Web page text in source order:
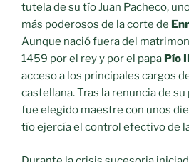
tutela de su tío Juan Pacheco,
más poderosos de la corte de
Aunque nació fuera del
1459 por el rey y por el papa Pío II
acceso a los principales cargos
castellana. Tras la renuncia de
fue elegido maestre con unos
tío ejercía el control efectivo de